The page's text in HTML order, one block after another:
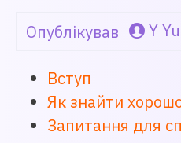
Опублікував Y
Вступ
Як знайти
Запитання для